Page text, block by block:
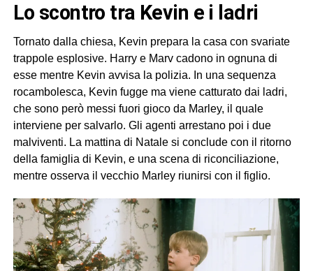
lo scontro tra Kevin e i ladri
Tornato dalla chiesa, Kevin prepara la casa con svariate
trappole esplosive. Harry e Marv cadono in ognuna di
esse mentre Kevin avvisa la polizia. In una sequenza
rocambolesca, Kevin fugge ma viene catturato dai ladri,
che sono però messi fuori gioco da Marley, il quale
interviene per salvarlo. Gli agenti arrestano poi i due
malviventi. La mattina di Natale si conclude con il ritorno
della famiglia di Kevin, e una scena di riconciliazione,
mentre osserva il vecchio Marley riunirsi con il figlio.